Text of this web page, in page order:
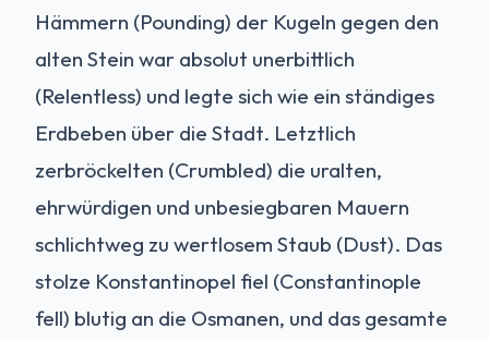
Hämmern (Pounding) der Kugeln gegen den
alten Stein war absolut unerbittlich
(Relentless) und legte sich wie ein ständiges
Erdbeben über die Stadt. Letztlich
zerbröckelten (Crumbled) die uralten,
ehrwürdigen und unbesiegbaren Mauern
schlichtweg zu wertlosem Staub (Dust). Das
stolze Konstantinopel fiel (Constantinople
fell) blutig an die Osmanen, und das gesamte